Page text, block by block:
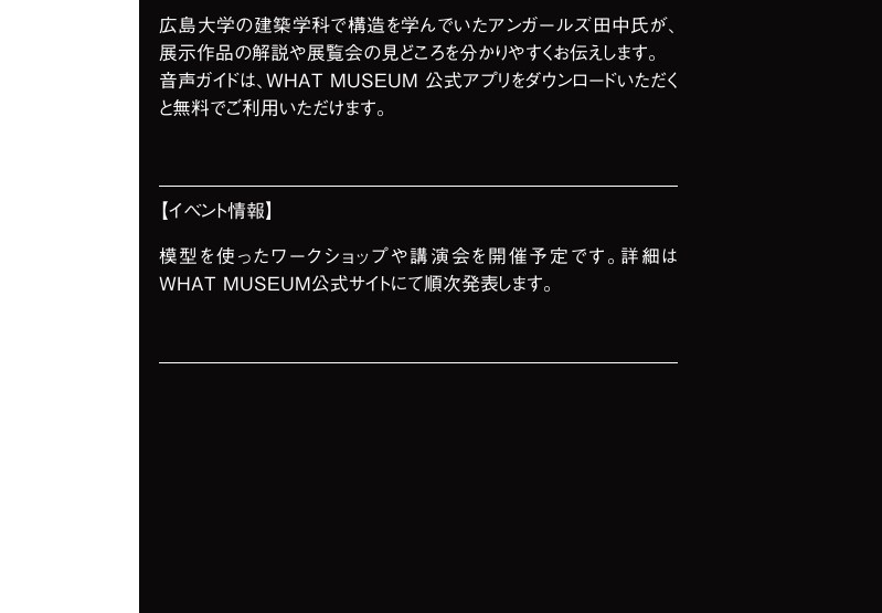
広島大学の建築学科で構造を学んでいたアンガールズ田中氏が、
展示作品の解説や展覧会の見どころを分かりやすくお伝えします。
音声ガイドは、WHAT MUSEUM 公式アプリをダウンロードいただく
と無料でご利用いただけます。
【イベント情報】
模型を使ったワークショップや講演会を開催予定です。詳細は
WHAT MUSEUM公式サイトにて順次発表します。